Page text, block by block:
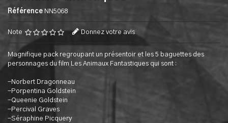
Référence NN5068
Note Donnez votre avis
Magnifique pack regroupant un présentoir et les 5 baguettes des
personnages du film Les Animaux Fantastiques qui sont :
-Norbert Dragonneau
-Porpentina Goldstein
-Queenie Goldstein
-Percival Graves
-Séraphine Picquery